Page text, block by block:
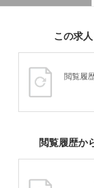
この求
閲覧履
閲覧履歴か